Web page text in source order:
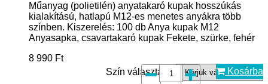
Műanyag (polietilén) anyatakaró kupak hosszúkás
kialakítású, hatlapú M12-es menetes anyákra több
színben. Kiszerelés: 100 db Anya kupak M12
Anyasapka, csavartakaró kupak Fekete, szürke, fehér
8 990 Ft
Szín választás*:
Kosárba